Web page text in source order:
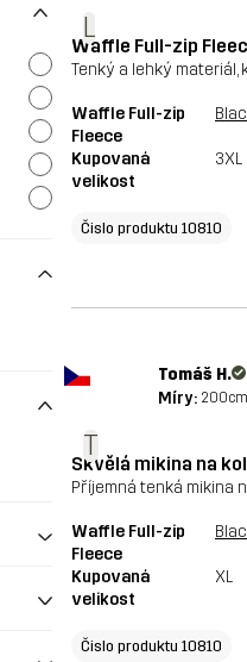
L
Waffle Full-zip
Tenký a lehký
Waffle Full-zip
Fleece
Kupovaná
velikost
3XL
Čislo produktu 10810
T
Tomáš H.
Míry:
Skvělá mikina na
Příjemná tenká mikina
Waffle Full-zip
Fleece
Kupovaná
velikost
XL
Čislo produktu 10810